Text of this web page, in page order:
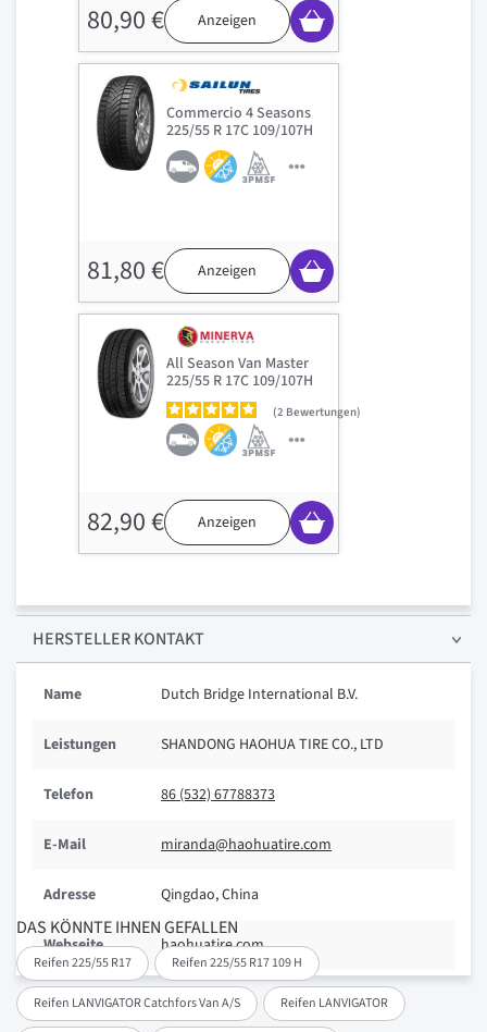
DAS KÖNNTE IHNEN GEFALLEN
Reifen 225/55 R17 Reifen 225/55 R17 109 H
Reifen LANVIGATOR Catchfors Van A/S Reifen LANVIGATOR
80,90 € Anzeigen
Commercio 4 Seasons
225/55 R 17C 109/107H
81,80 € Anzeigen
All Season Van Master
225/55 R 17C 109/107H
2 Bewertungen
82,90 € Anzeigen
HERSTELLER KONTAKT
Name Dutch Bridge International B.V.
Leistungen SHANDONG HAOHUA TIRE CO., LTD
Telefon 86 (532) 67788373
E-Mail miranda@haohuatire.com
Adresse Qingdao, China
Webseite haohuatire.com